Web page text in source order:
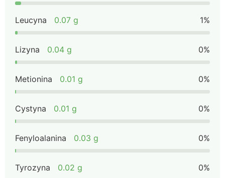
Leucyna 0.07 g 1%
Lizyna 0.04 g 0%
Metionina 0.01 g 0%
Cystyna 0.01 g 0%
Fenyloalanina 0.03 g 0%
Tyrozyna 0.02 g 0%